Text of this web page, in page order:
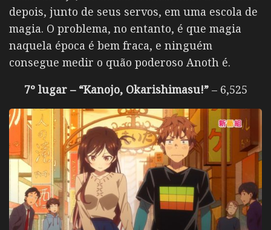
depois, junto de seus servos, em uma escola de
magia. O problema, no entanto, é que magia
naquela época é bem fraca, e ninguém
consegue medir o quão poderoso Anoth é.
7º lugar – “Kanojo, Okarishimasu!”– 6,525